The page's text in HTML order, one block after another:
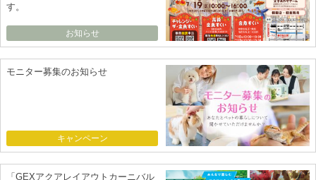
す。
お知らせ
モニター募集のお知らせ
キャンペーン
「GEXアクアレイアウトカーニバル